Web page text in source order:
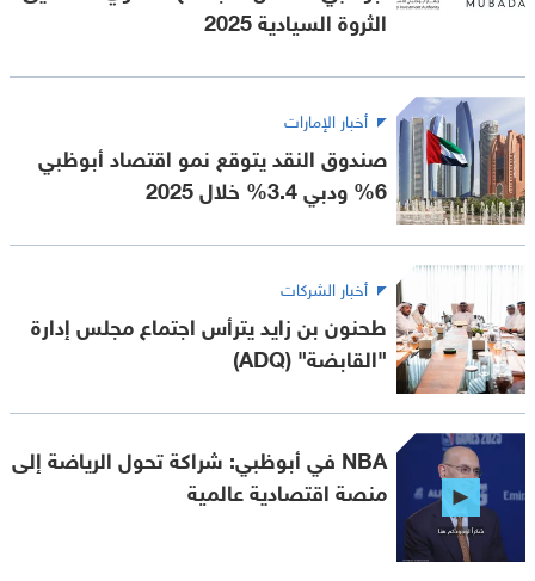
الثروة السيادية 2025
أخبار الإمارات
صندوق النقد يتوقع نمو اقتصاد أبوظبي
6% ودبي 3.4% خلال 2025
أخبار الشركات
طحنون بن زايد يترأس اجتماع مجلس إدارة
"القابضة" (ADQ)
NBA في أبوظبي: شراكة تحول الرياضة إلى
منصة اقتصادية عالمية